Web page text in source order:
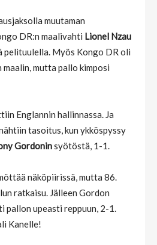
muutaman
DR:n maalivahti Lionel Nzau
pelituulella. Myös Kongo DR oli
mutta pallo kimposi
Englannin hallinnassa. Ja
tasoitus, kun ykköspyssy
Gordoninsyötöstä, 1-1.
näköpiirissä, mutta 86.
ratkaisu. Jälleen Gordon
pallon upeasti reppuun, 2-1.
Kanelle!